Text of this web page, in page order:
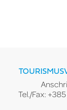
Tel./Fax: